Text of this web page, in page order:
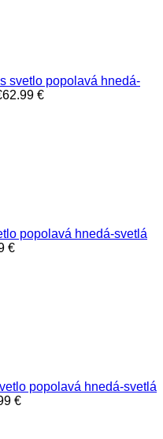
svetlo popolavá hnedá-
62.99 €
popolavá hnedá-svetlá
€
popolavá hnedá-svetlá
€